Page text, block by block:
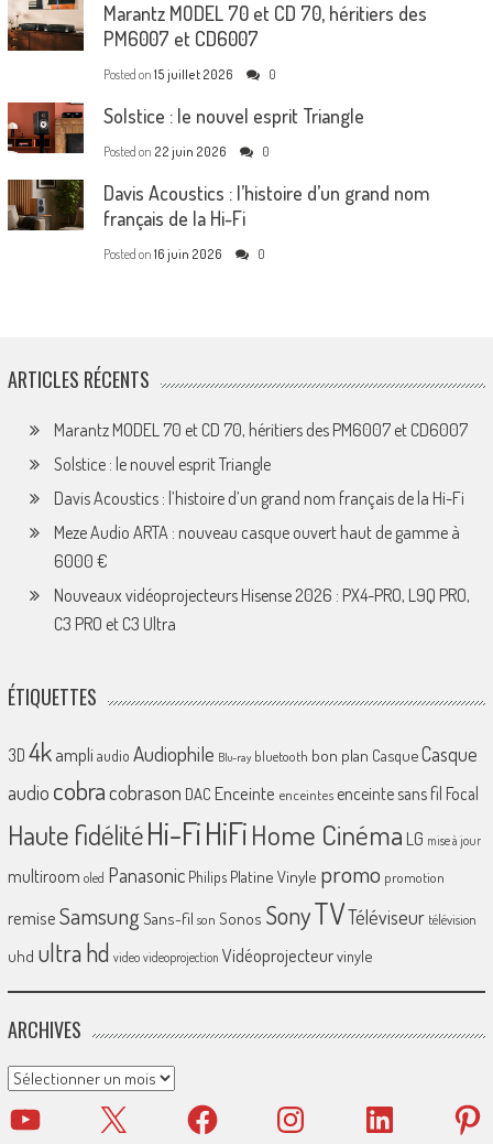
Marantz MODEL 70 et CD 70, héritiers des
PM6007 et CD6007
Posted on 15 juillet 2026 0
Solstice : le nouvel esprit Triangle
Posted on 22 juin 2026 0
Davis Acoustics : l’histoire d’un grand nom
français de la Hi-Fi
Posted on 16 juin 2026 0
ARTICLES RÉCENTS
Marantz MODEL 70 et CD 70, héritiers des PM6007 et CD6007
Solstice : le nouvel esprit Triangle
Davis Acoustics : l’histoire d’un grand nom français de la Hi-Fi
Meze Audio ARTA : nouveau casque ouvert haut de gamme à
6000 €
Nouveaux vidéoprojecteurs Hisense 2026 : PX4-PRO, L9Q PRO,
C3 PRO et C3 Ultra
ÉTIQUETTES
3D 4k ampliaudio Audiophile Blu-ray bluetooth bon plan CasqueCasque
audio cobracobrason DAC Enceinte enceintes enceinte sans fil Focal
Haute fidélitéHi-FiHiFiHome Cinéma LG mise à jour
multiroom oled Panasonic Philips Platine Vinyle promo promotion
remiseSamsungSans-fil son Sonos SonyTVTéléviseur télévision
uhd ultra hd video videoprojection Vidéoprojecteurvinyle
ARCHIVES
Archives
YouTube X Facebook Instagram LinkedIn